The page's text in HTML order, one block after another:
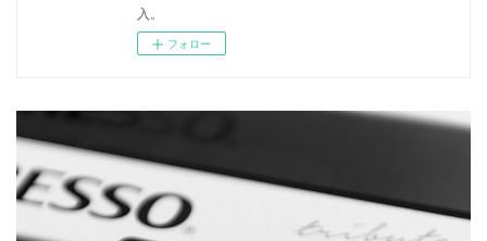
入。
フォロー